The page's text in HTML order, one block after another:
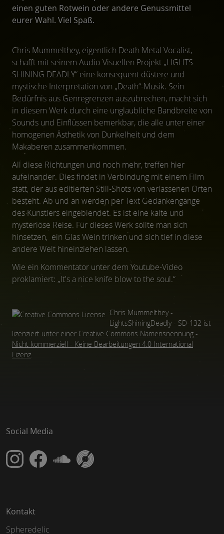
einen guten Rotwein oder andere Genussmittel
eurer Wahl. Viel Spaß.
Chris Mummelthey, eigentlich Death Metal Vocalist,
schafft mit seinem Audio-Visuellen Projekt „LIGHTS
SHINING DEADLY“ eine konsequent düstere und
mystische Interpretation von „Death“-Musik. Sein
Bedürfnis aus Genregrenzen auszubrechen, macht sich
in diesem Werk durch eine unglaubliche Bandbreite von
Sounds und Einflüssen bemerkbar, die alle unter einer
homogenen Ästhetik von Dunkelheit und dem
Makaberen zusammenkommen.
All diese Richtungen und noch mehr, treffen hier
aufeinander. Dies findet in Verbindung mit einem Film
statt, der aus editierten Still-Shots von verlassenen Orten
besteht. Ab und an werden per Text Gedankengänge
des Künstlers eingeblendet. Es ist eine kalte und
mysteriöse Reise. Für dieses Werk sollte man sich
hinsetzen, ein Glas Wein trinken und sich tief in diese
andere Welt hineinziehen lassen.
Wie ein Kommentator unter dem Youtube-Video
proklamiert: „It's a nice knife blow to the soul.“
Chris Mummelthey -
LightsShiningDeadly - SD-132 ist
lizenziert unter einer Creative Commons Namensnennung -
Nicht kommerziell - Keine Bearbeitungen 4.0 International
Lizenz.
Social Media
Kontakt
Spheredelic